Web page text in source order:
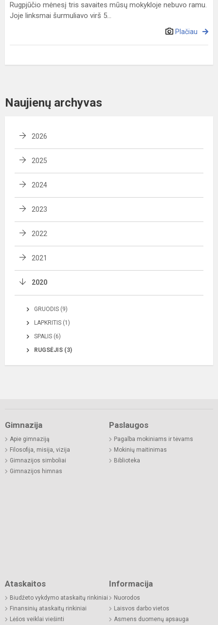
Rugpjūčio mėnesį tris savaites mūsų mokykloje nebuvo ramu.
Joje linksmai šurmuliavo virš 5...
Plačiau
Naujienų archyvas
2026
2025
2024
2023
2022
2021
2020
GRUODIS (9)
LAPKRITIS (1)
SPALIS (6)
RUGSĖJIS (3)
Gimnazija
Apie gimnaziją
Filosofija, misija, vizija
Gimnazijos simboliai
Gimnazijos himnas
Paslaugos
Pagalba mokiniams ir tėvams
Mokinių maitinimas
Biblioteka
Ataskaitos
Biudžeto vykdymo ataskaitų rinkiniai
Finansinių ataskaitų rinkiniai
Lėšos veiklai viešinti
Informacija
Nuorodos
Laisvos darbo vietos
Asmens duomenų apsauga